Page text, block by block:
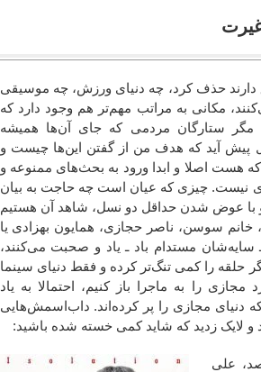
دارند حذف کرد، چه دنیای ورزش،‌ چه موسیقی
مکانی به مراتب مهم‌تر هم وجود دارد که
مگر ستارگان مردمی که جای آن‌ها همیشه
پیش آید که هدف من از گفتن این‌ها چیست و
هست اصلا و ابدا ورود به بحث‌های ممنوعه و
چیزی که عیان است چه حاجت به بیان
عوض شدن حداقل دو نسل، شاهد آن هستیم
خانم سوسن، ناصر حجازی، همایون بهزادی یا
سایه‌شان مستدام باد ـ یاد و صحبت می‌کنند،
را کمی تنگ‌تر کرده و فقط دنیای سینما
را به ماجرا باز کنیم، احتمالا به یاد
دنیای مجازی را پر کرده‌اند. داب‌اسمش‌هایی
و لایک زدید که شاید کمی خسته شده باشید:
علی